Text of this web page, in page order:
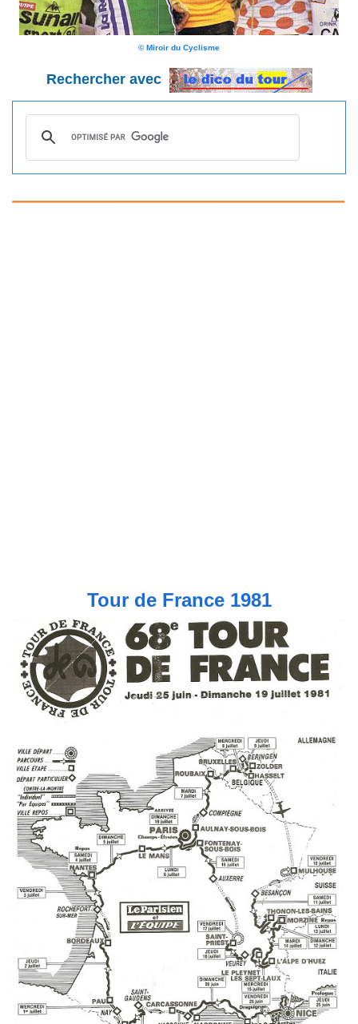
© Miroir du Cyclisme
Rechercher avec
Tour de France 1981